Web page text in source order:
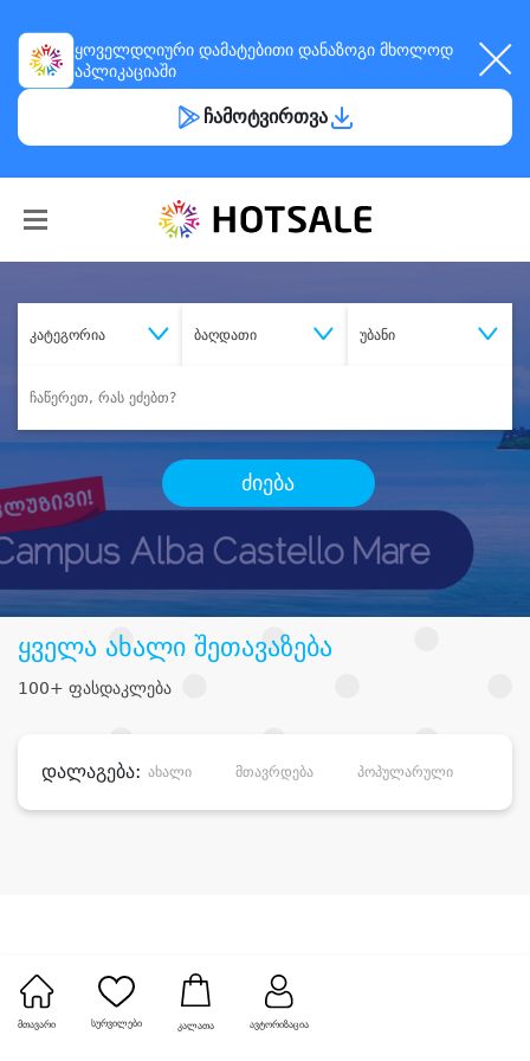
ყოველდღიური დამატებითი დანაზოგი მხოლოდ
აპლიკაციაში
ჩამოტვირთვა
მთავარი სურვილები კალათა ავტორიზაცია
კატეგორია ბაღდათი უბანი
ძიება
ყველა ახალი შეთავაზება
100+ ფასდაკლება
დალაგება: ახალი მთავრდება პოპულარული